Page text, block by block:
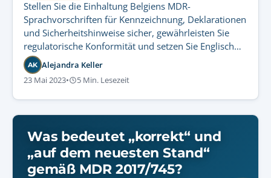
Stellen Sie die Einhaltung Belgiens MDR-
Sprachvorschriften für Kennzeichnung, Deklarationen
und Sicherheitshinweise sicher, gewährleisten Sie
regulatorische Konformität und setzen Sie Englisch
sowie Landessprachen strategisch ein.
AK Alejandra Keller
23 Mai 2023• 5 Min. Lesezeit
Was bedeutet „korrekt“ und
„auf dem neuesten Stand“
gemäß MDR 2017/745?